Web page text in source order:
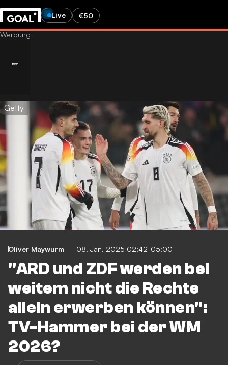
Live €50
Getty
Oliver Maywurm 08. Jan. 2025 02:42-05:00
"ARD und ZDF werden bei
weitem nicht die Rechte
allein erwerben können":
TV-Hammer bei der WM
2026?